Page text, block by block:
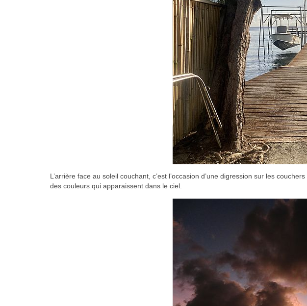
L’arrière face au soleil couchant, c’est l’occasion d’une digression sur les
des couleurs qui apparaissent dans le ciel.